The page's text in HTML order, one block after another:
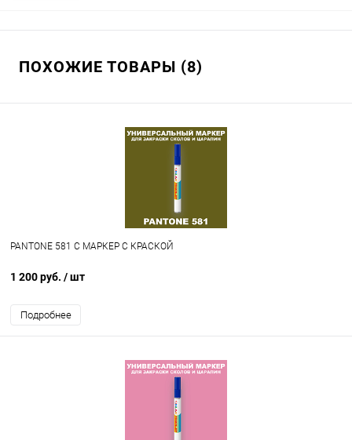
ПОХОЖИЕ ТОВАРЫ (8)
PANTONE 581 C МАРКЕР С КРАСКОЙ
1 200 руб. / шт
Подробнее